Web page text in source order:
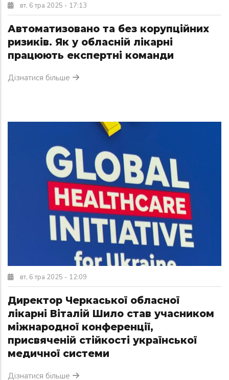
вт, 6 тра 2025 - 17:13
Автоматизовано та без корупційних
ризиків. Як у обласній лікарні
працюють експертні команди
Дізнатися більше
вт, 6 тра 2025 - 12:09
Директор Черкаської обласної
лікарні Віталій Шило став учасником
міжнародної конференції,
присвяченій стійкості української
медичної системи
Дізнатися більше